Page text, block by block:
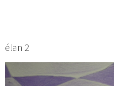
élan 2